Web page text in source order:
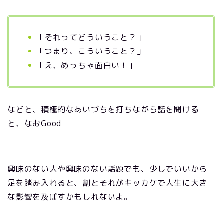
「それってどういうこと？」
「つまり、こういうこと？」
「え、めっちゃ面白い！」
などと、積極的なあいづちを打ちながら話を聞ける
と、なおGood
興味のない人や興味のない話題でも、少しでいいから
足を踏み入れると、割とそれがキッカケで人生に大き
な影響を及ぼすかもしれないよ。